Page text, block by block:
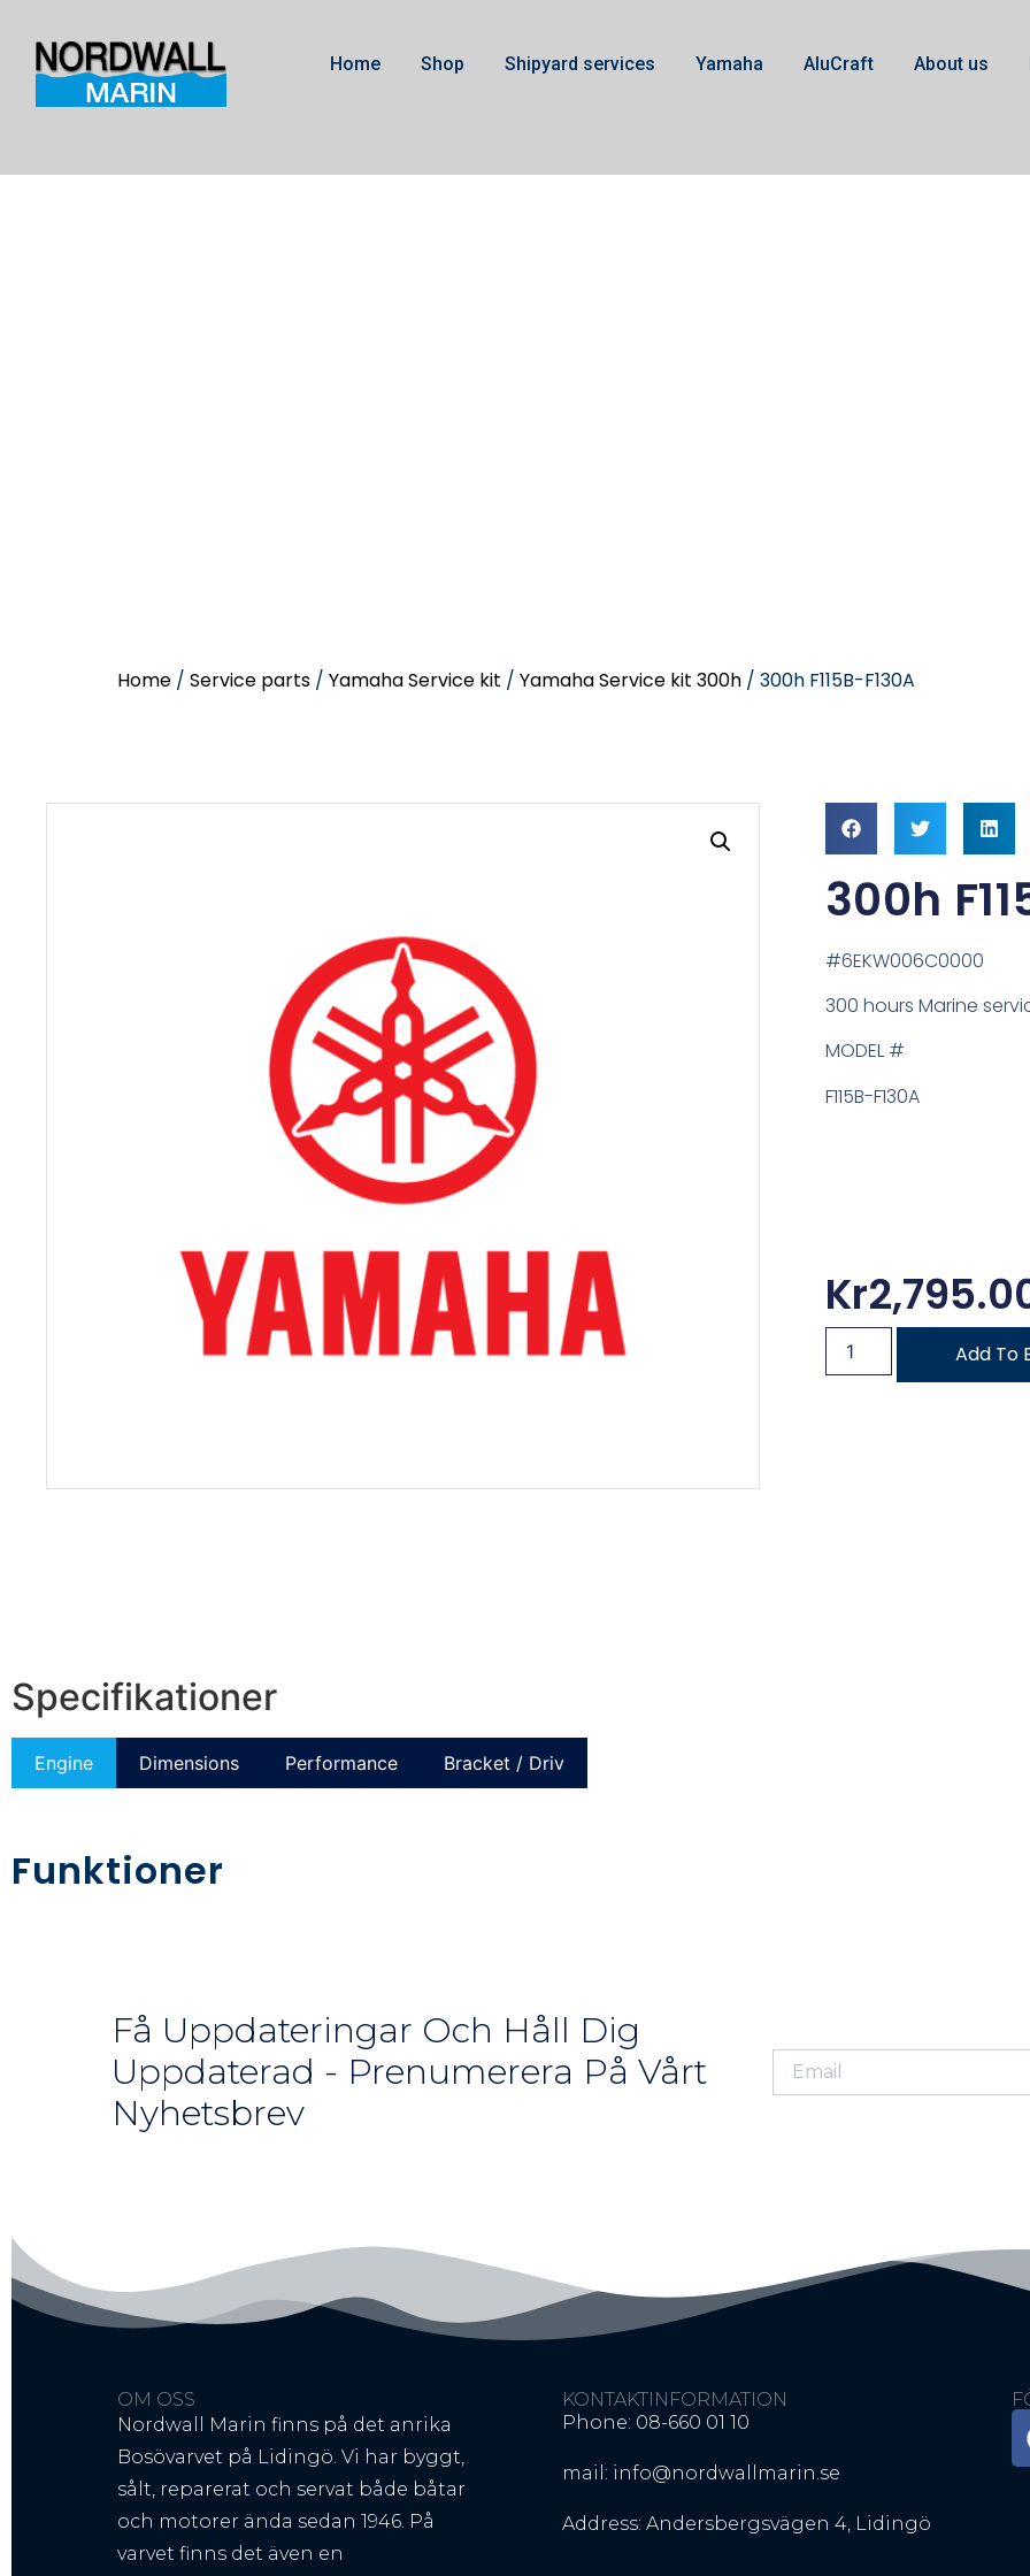
Home Shop Shipyard services Yamaha AluCraft About us
Home / Service parts / Yamaha Service kit / Yamaha Service kit 300h / 300h F115B-F130A
300h
#6EKW006C0000
300 hours Marine
MODEL #
F115B-F130A
Kr
Add To
Specifikationer
Engine Dimensions Performance Bracket / Driv
Funktioner
Få Uppdateringar Och Håll Dig
Uppdaterad - Prenumerera På Vårt
Nyhetsbrev
OM OSS
Nordwall Marin finns på det anrika
Bosövarvet på Lidingö. Vi har byggt,
sålt, reparerat och servat både båtar
och motorer ända sedan 1946. På
varvet finns det även en
KONTAKTINFORMATION
Phone: 08-660 01 10
mail: info@nordwallmarin.se
Address: Andersbergsvägen 4, Lidingö